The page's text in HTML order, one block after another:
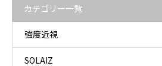
カテゴリー一覧
強度近視
SOLAIZ